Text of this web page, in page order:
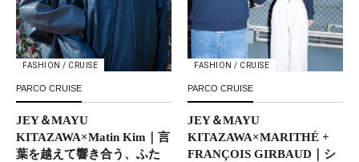
FASHION / CRUISE
PARCO CRUISE
JEY＆MAYU
KITAZAWA×Matin Kim｜言
葉を越えて響き合う、ふた
FASHION / CRUISE
PARCO CRUISE
JEY＆MAYU
KITAZAWA×MARITHÉ +
FRANÇOIS GIRBAUD｜シ